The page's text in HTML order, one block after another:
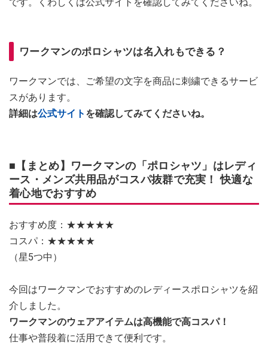
ワークマンのポロシャツは名入れもできる？
ワークマンでは、ご希望の文字を商品に刺繍できるサービ
スがあります。
詳細は公式サイト を確認してみてくださいね。
■【まとめ】ワークマンの「ポロシャツ」はレディ
ース・メンズ共用品がコスパ抜群で充実！ 快適な
着心地でおすすめ
おすすめ度：★★★★★
コスパ：★★★★★
（星5つ中）
今回はワークマンでおすすめのレディースポロシャツを紹
介しました。
ワークマンのウェアアイテムは高機能で高コスパ！
仕事や普段着に活用できて便利です。